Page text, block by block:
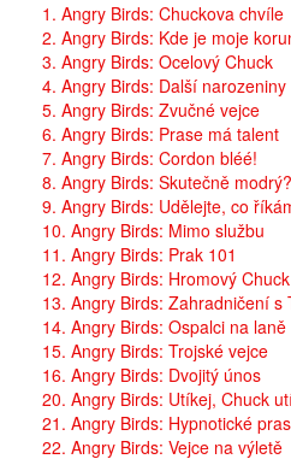
1. Angry Birds: Chuckova chvíle
2. Angry Birds: Kde je moje
3. Angry Birds: Ocelový Chuck
4. Angry Birds: Další narozeniny
5. Angry Birds: Zvučné vejce
6. Angry Birds: Prase má talent
7. Angry Birds: Cordon bléé!
8. Angry Birds: Skutečně modrý?
9. Angry Birds: Udělejte, co
10. Angry Birds: Mimo službu
11. Angry Birds: Prak 101
12. Angry Birds: Hromový Chuck
13. Angry Birds: Zahradničení s
14. Angry Birds: Ospalci na laně
15. Angry Birds: Trojské vejce
16. Angry Birds: Dvojitý únos
20. Angry Birds: Utíkej, Chuck
21. Angry Birds: Hypnotické
22. Angry Birds: Vejce na výletě